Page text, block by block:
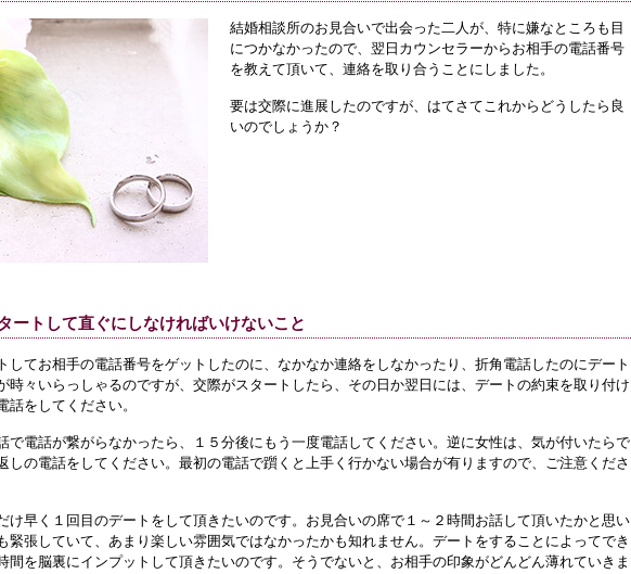
結婚相談所のお見合いで出会った二人が、特に嫌なところも目
につかなかったので、翌日カウンセラーからお相手の電話番号
を教えて頂いて、連絡を取り合うことにしました。
要は交際に進展したのですが、はてさてこれからどうしたら良
いのでしょうか？
ートして直ぐにしなければいけないこと
してお相手の電話番号をゲットしたのに、なかなか連絡をしなかったり、折角電話したのにデート
時々いらっしゃるのですが、交際がスタートしたら、その日か翌日には、デートの約束を取り付け
話をしてください。
で電話が繋がらなかったら、１５分後にもう一度電話してください。逆に女性は、気が付いたらで
しの電話をしてください。最初の電話で躓くと上手く行かない場合が有りますので、ご注意くださ
け早く１回目のデートをして頂きたいのです。お見合いの席で１～２時間お話して頂いたかと思い
緊張していて、あまり楽しい雰囲気ではなかったかも知れません。デートをすることによってでき
間を脳裏にインプットして頂きたいのです。そうでないと、お相手の印象がどんどん薄れていきま